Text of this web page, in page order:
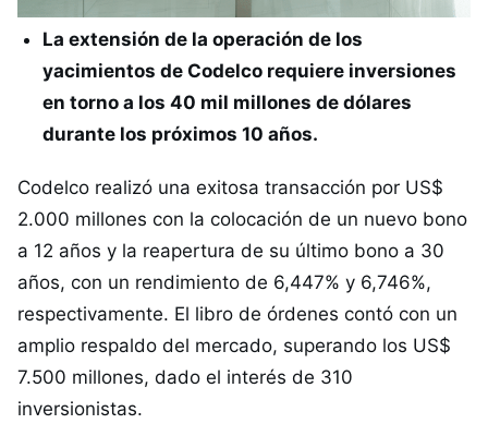
La extensión de la operación de los
yacimientos de Codelco requiere inversiones
en torno a los 40 mil millones de dólares
durante los próximos 10 años.
Codelco realizó una exitosa transacción por US$
2.000 millones con la colocación de un nuevo bono
a 12 años y la reapertura de su último bono a 30
años, con un rendimiento de 6,447% y 6,746%,
respectivamente. El libro de órdenes contó con un
amplio respaldo del mercado, superando los US$
7.500 millones, dado el interés de 310
inversionistas.